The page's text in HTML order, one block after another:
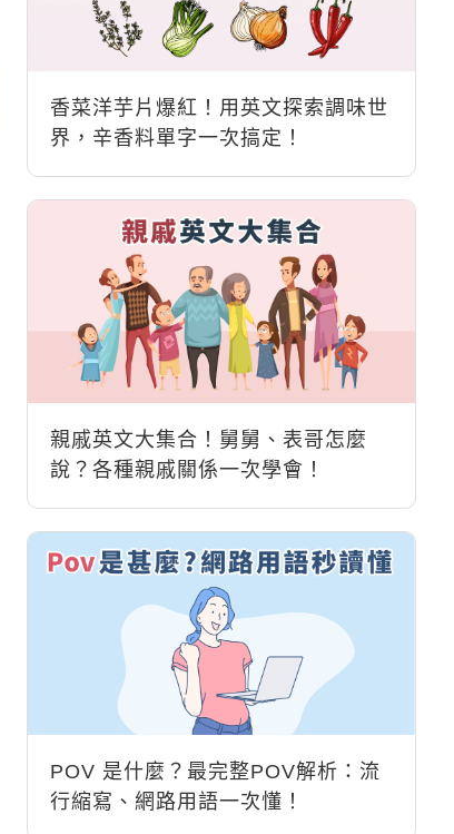
香菜洋芋片爆紅！用英文探索調味世
界，辛香料單字一次搞定！
親戚英文大集合！舅舅、表哥怎麼
說？各種親戚關係一次學會！
POV 是什麼？最完整POV解析：流
行縮寫、網路用語一次懂！